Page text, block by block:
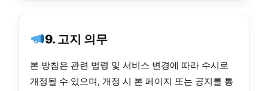
9. 고지 의무
본 방침은 관련 법령 및 서비스 변경에 따라 수시로
개정될 수 있으며, 개정 시 본 페이지 또는 공지를 통